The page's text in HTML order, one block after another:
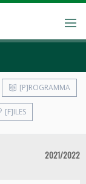
[P]ROGRAMMA
[F]ILES
2021/2022